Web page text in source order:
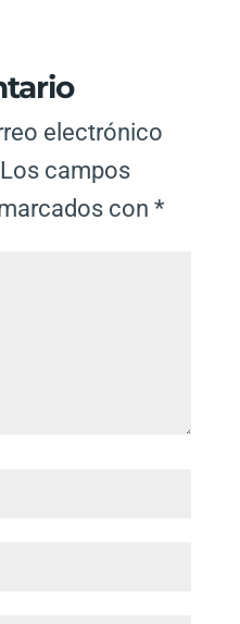
electrónico
Los campos
con *